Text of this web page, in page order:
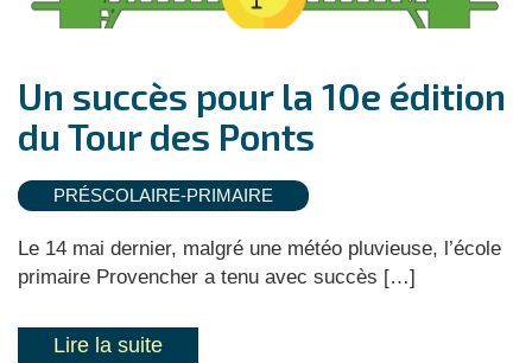
Un succès pour la 10e édition
du Tour des Ponts
PRÉSCOLAIRE-PRIMAIRE
Le 14 mai dernier, malgré une météo pluvieuse, l’école
primaire Provencher a tenu avec succès […]
Lire la suite